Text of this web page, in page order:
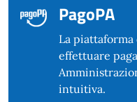
PagoPA
La
effettuare
intuitiva.